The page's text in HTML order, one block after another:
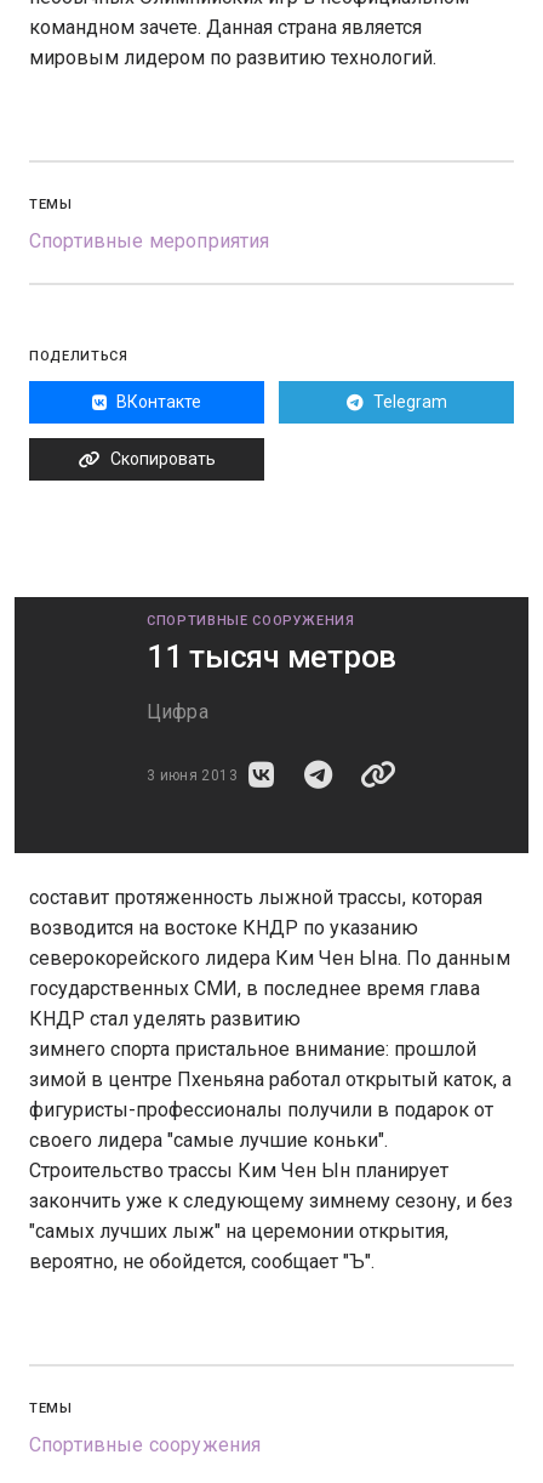
командном зачете. Данная страна является
мировым лидером по развитию технологий.
ТЕМЫ
Спортивные мероприятия
ПОДЕЛИТЬСЯ
ВКонтакте Telegram
Скопировать
СПОРТИВНЫЕ СООРУЖЕНИЯ
11 тысяч метров
Цифра
3 июня 2013
составит протяженность лыжной трассы, которая
возводится на востоке КНДР по указанию
северокорейского лидера Ким Чен Ына. По данным
государственных СМИ, в последнее время глава
КНДР стал уделять развитию
зимнего спорта пристальное внимание: прошлой
зимой в центре Пхеньяна работал открытый каток, а
фигуристы-профессионалы получили в подарок от
своего лидера "самые лучшие коньки".
Строительство трассы Ким Чен Ын планирует
закончить уже к следующему зимнему сезону, и без
"самых лучших лыж" на церемонии открытия,
вероятно, не обойдется, сообщает "Ъ".
ТЕМЫ
Спортивные сооружения